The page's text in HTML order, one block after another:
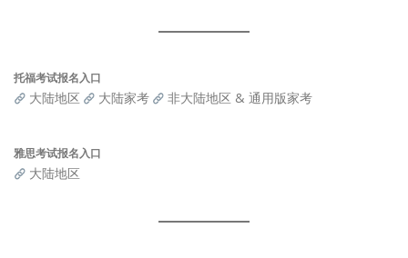
托福考试报名入口
大陆地区 大陆家考 非大陆地区 & 通用版家考
雅思考试报名入口
大陆地区